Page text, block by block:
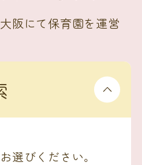
阪にて保育園を運営
選びください。